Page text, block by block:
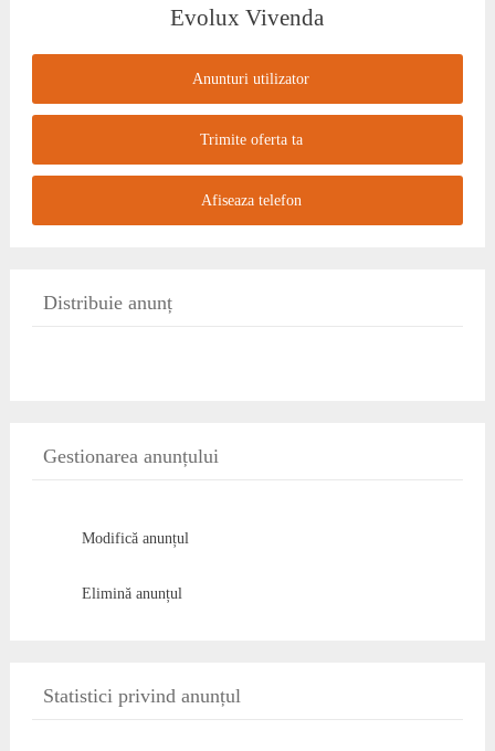
Evolux Vivenda
Anunturi utilizator
Trimite oferta ta
Afiseaza telefon
Distribuie anunț
Gestionarea anunțului
Modifică anunțul
Elimină anunțul
Statistici privind anunțul